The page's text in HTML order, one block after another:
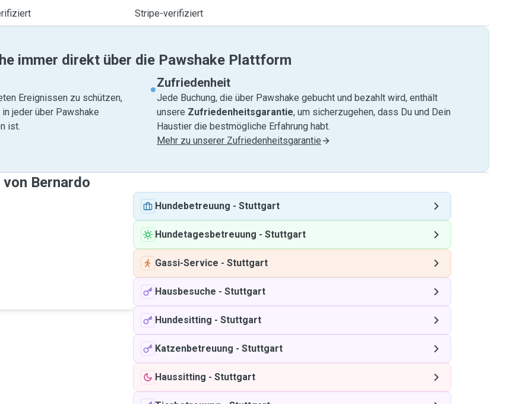
Stripe-verifiziert
immer direkt über die Pawshake Plattform
Ereignissen zu schützen,
in jeder über Pawshake
ist.
Zufriedenheit
Jede Buchung, die über Pawshake gebucht und bezahlt wird, enthält
unsere Zufriedenheitsgarantie, um sicherzugehen, dass Du und Dein
Haustier die bestmögliche Erfahrung habt.
Mehr zu unserer Zufriedenheitsgarantie
Bernardo
Hundebetreuung - Stuttgart
Hundetagesbetreuung - Stuttgart
Gassi-Service - Stuttgart
Hausbesuche - Stuttgart
Hundesitting - Stuttgart
Katzenbetreuung - Stuttgart
Haussitting - Stuttgart